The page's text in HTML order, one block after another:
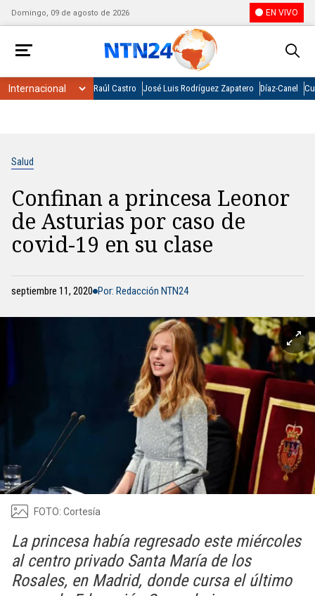
Domingo, 09 de agosto de 2026 EN VIVO
Raúl Castro José Luis Rodríguez Zapatero Díaz-Canel
Salud
Confinan a princesa Leonor
de Asturias por caso de
covid-19 en su clase
septiembre 11, 2020 Por: Redacción NTN24
FOTO: Cortesía
La princesa había regresado este miércoles
al centro privado Santa María de los
Rosales, en Madrid, donde cursa el último